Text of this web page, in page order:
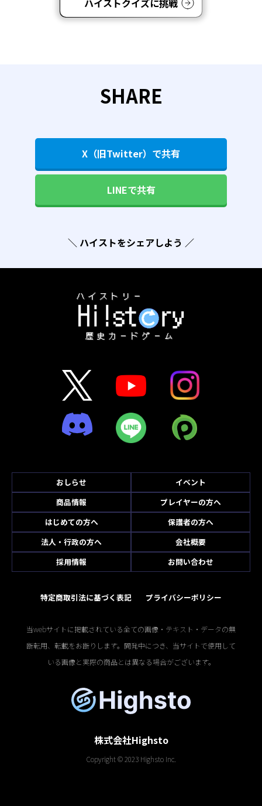
ハイストクイズに挑戦
SHARE
X（旧Twitter）で共有
LINEで共有
＼ ハイストをシェアしよう ／
おしらせ
イベント
商品情報
プレイヤーの方へ
はじめての方へ
保護者の方へ
法人・行政の方へ
会社概要
採用情報
お問い合わせ
特定商取引法に基づく表記 プライバシーポリシー
当webサイトに掲載されている全ての画像・テキスト・データの無
断転用、転載をお断りします。開発中につき、当サイトで使用して
いる画像と実際の商品とは異なる場合がございます。
株式会社Highsto
Copyright © 2023 Highsto Inc.